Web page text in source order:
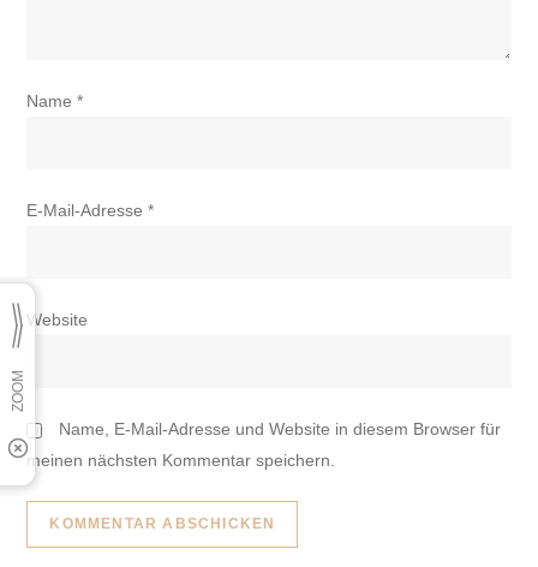
Name*
E-Mail-Adresse*
Website
Name, E-Mail-Adresse und Website in diesem Browser für
meinen nächsten Kommentar speichern.